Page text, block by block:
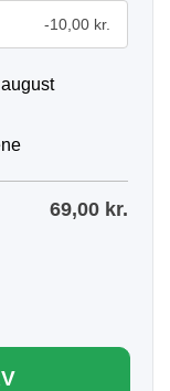
-10,00 kr.
69,00 kr.